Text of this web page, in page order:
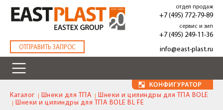
основному
содержанию
ОТПРАВИТЬ ЗАПРОС
отдел продаж
+7 (495) 772-79-89
сервис и зип
+7 (495) 249-11-36
info@east-plast.ru
Каталог Шнеки для ТПА
Шнеки и цилиндры для ТПА BOLE
Шнеки и цилиндры для ТПА BOLE BL FE